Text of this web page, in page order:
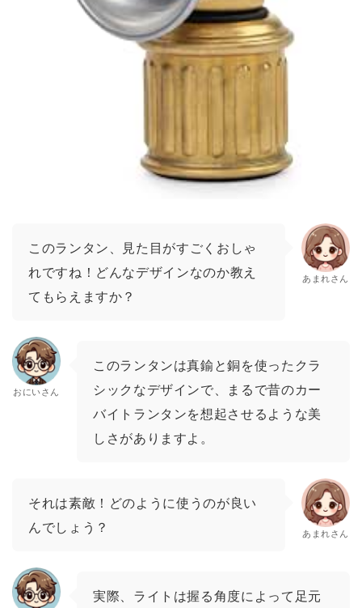
このランタン、見た目がすごくおしゃ
れですね！どんなデザインなのか教え
てもらえますか？
あまれさん
おにいさん
このランタンは真鍮と銅を使ったクラ
シックなデザインで、まるで昔のカー
バイトランタンを想起させるような美
しさがありますよ。
それは素敵！どのように使うのが良い
んでしょう？
あまれさん
実際、ライトは握る角度によって足元